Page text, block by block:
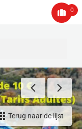
0
Terug naar de lijst